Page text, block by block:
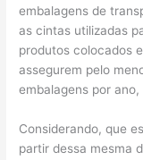
embalagens de
as cintas utilizadas
produtos colocados
assegurem pelo
embalagens por
Considerando, que
partir dessa mesma